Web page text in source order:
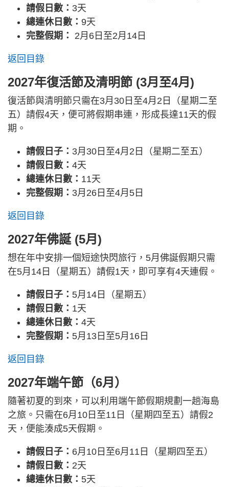
請假日數： 3天
總連休日數： 9天
完整假期：
2月6日至2月14日
返回目錄
2027年復活節及清明節 (3月至4月)
復活節與清明節只需在3月30日至4月2日（星期二至
五）請假4天，便可將假期串連，形成長達11天的假
期。
請假日子： 3月30日至4月2日（星期二至五）
請假日數： 4天
總連休日數： 11天
完整假期： 3月26日至4月5日
返回目錄
2027年佛誕 (5月)
想在年中安排一個短途快閃旅行，5月佛誕假期只需
在5月14日（星期五）請假1天，即可享有4天連假。
請假日子： 5月14日（星期五）
請假日數： 1天
總連休日數： 4天
完整假期： 5月13日至5月16日
返回目錄
2027年端午節（6月）
隨著初夏的到來，可以利用端午節假期規劃一趟海島
之旅。只需在6月10日至11日（星期四至五）請假2
天，便能湊成5天假期。
請假日子： 6月10日至6月11日（星期四至五）
請假日數： 2天
總連休日數： 5天